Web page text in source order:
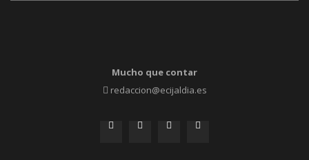
Mucho que contar
redaccion@ecijaldia.es